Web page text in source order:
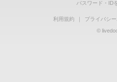
パスワード・ID
利用規約 ｜ プライバシ
©